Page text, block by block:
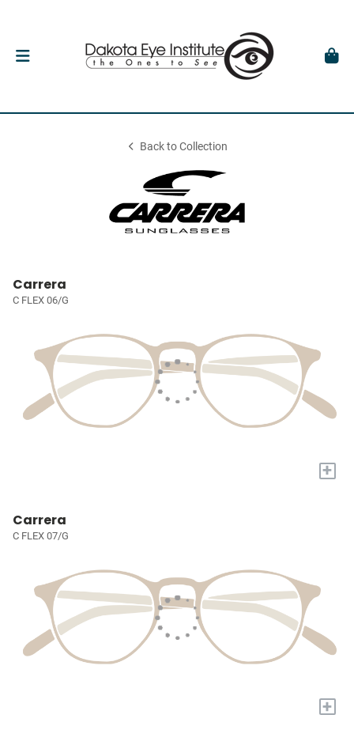
Back to Collection
Carrera
C FLEX 06/G
+
Carrera
C FLEX 07/G
+